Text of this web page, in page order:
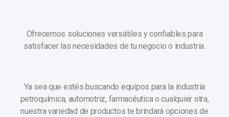
Ofrecemos soluciones versátiles y confiables para
satisfacer las necesidades de tu negocio o industria.
Ya sea que estés buscando equipos para la industria
petroquímica, automotriz, farmacéutica o cualquier otra,
nuestra variedad de productos te brindará opciones de